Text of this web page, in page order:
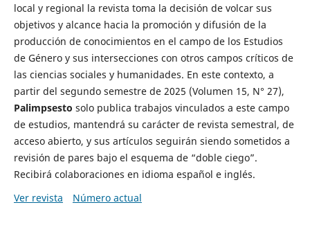
local y regional la revista toma la decisión de volcar sus
objetivos y alcance hacia la promoción y difusión de la
producción de conocimientos en el campo de los Estudios
de Género y sus intersecciones con otros campos críticos de
las ciencias sociales y humanidades. En este contexto, a
partir del segundo semestre de 2025 (Volumen 15, N° 27),
Palimpsesto solo publica trabajos vinculados a este campo
de estudios, mantendrá su carácter de revista semestral, de
acceso abierto, y sus artículos seguirán siendo sometidos a
revisión de pares bajo el esquema de “doble ciego”.
Recibirá colaboraciones en idioma español e inglés.
Ver revista
Número actual